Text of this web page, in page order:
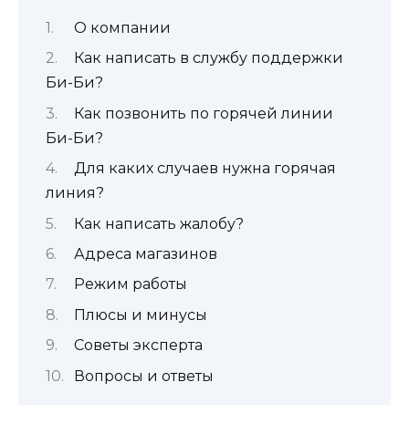
О компании
Как написать в службу поддержки
Би-Би?
Как позвонить по горячей линии
Би-Би?
Для каких случаев нужна горячая
линия?
Как написать жалобу?
Адреса магазинов
Режим работы
Плюсы и минусы
Советы эксперта
Вопросы и ответы